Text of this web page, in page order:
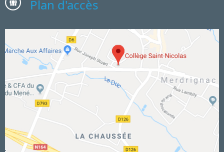
Plan d'accès